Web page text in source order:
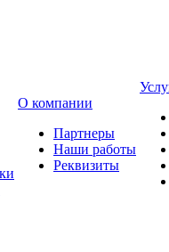
О компании
Партнеры
Наши работы
Реквизиты